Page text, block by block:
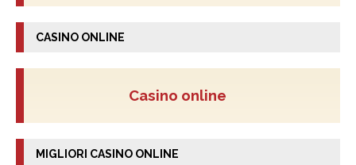
CASINO ONLINE
Casino online
MIGLIORI CASINO ONLINE